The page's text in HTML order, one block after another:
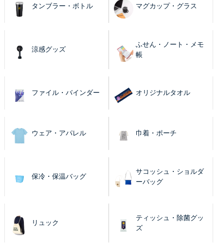
タンブラー・ボトル マグカップ・グラス
涼感グッズ
ふせん・ノート・メモ
帳
ファイル・バインダー オリジナルタオル
ウェア・アパレル 巾着・ポーチ
保冷・保温バッグ
サコッシュ・ショルダ
ーバッグ
リュック
ティッシュ・除菌グッ
ズ